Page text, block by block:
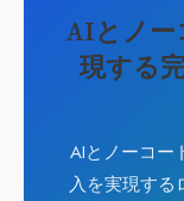
AIとノー
現する
AIとノーコー
入を実現する